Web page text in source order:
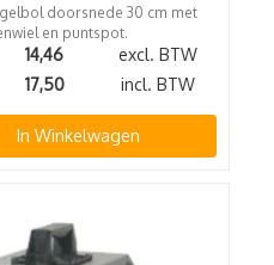
doorsnede 30 cm met
en puntspot.
14,46
excl. BTW
17,50 incl. BTW
In Winkelwagen